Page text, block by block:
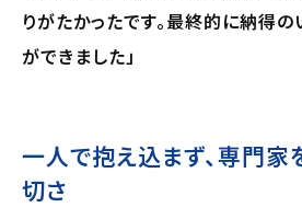
りがたかったです。最終的に納得
ができました」
一人で抱え込まず、専門家
切さ